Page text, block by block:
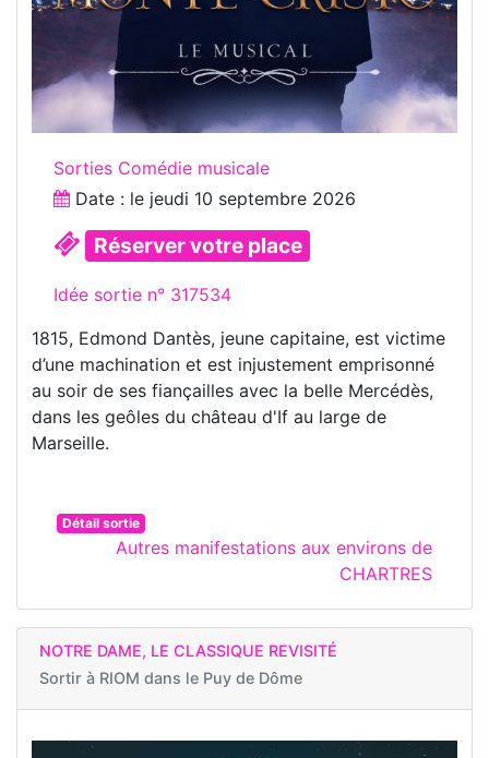
Sorties Comédie musicale
Date : le jeudi 10 septembre 2026
Réserver votre place
Idée sortie n° 317534
1815, Edmond Dantès, jeune capitaine, est victime
d’une machination et est injustement emprisonné
au soir de ses fiançailles avec la belle Mercédès,
dans les geôles du château d'If au large de
Marseille.
Détail sortie
Autres manifestations aux environs de
CHARTRES
NOTRE DAME, LE CLASSIQUE REVISITÉ
Sortir à RIOM dans le Puy de Dôme